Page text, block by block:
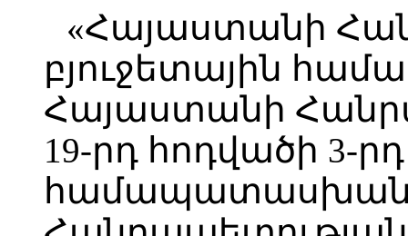
«Հայաստանի
բյուջետային
Հայաստանի
19-րդ հոդվածի 3-